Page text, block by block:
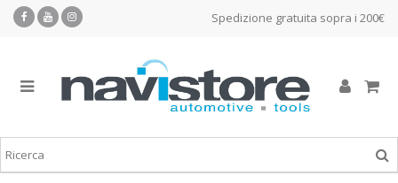
Spedizione gratuita sopra i 200€